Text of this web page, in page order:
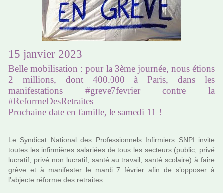
15 janvier 2023
Belle mobilisation : pour la 3ème journée, nous étions
2 millions, dont 400.000 à Paris, dans les
manifestations #greve7fevrier contre la
#ReformeDesRetraites
Prochaine date en famille, le samedi 11 !
Le Syndicat National des Professionnels Infirmiers SNPI invite
toutes les infir­miè­res sala­riées de tous les sec­teurs (public, privé
lucra­tif, privé non lucra­tif, santé au tra­vail, santé sco­laire) à faire
grève et à mani­fes­ter le mardi 7 février afin de s’oppo­ser à
l’abjecte réforme des retrai­tes.